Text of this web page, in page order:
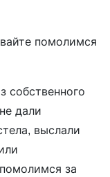
помолимся
собственного
дали
выслали
за